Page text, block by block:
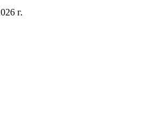
г.